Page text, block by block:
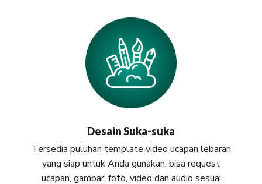
Desain Suka-suka
Tersedia puluhan template video ucapan lebaran
yang siap untuk Anda gunakan. bisa request
ucapan, gambar, foto, video dan audio sesuai